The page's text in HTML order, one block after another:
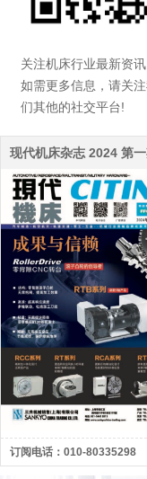
关注机床行业最新资讯
如需更多信息，请关
们其他的社交平台!
现代机床杂志 2024 第一
订阅电话：010-80335298